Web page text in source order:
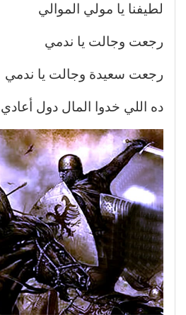
لطيفنا يا مولي الموالي
رجعت وجالت يا ندمي
رجعت سعيدة وجالت يا ندمي
ده اللي خدوا المال دول أعادي